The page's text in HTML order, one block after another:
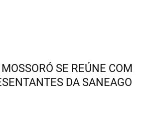
SE REÚNE COM
DA SANEAGO